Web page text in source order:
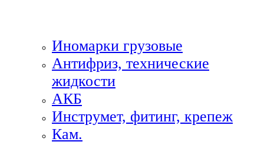
Иномарки грузовые
Антифриз, технические
жидкости
АКБ
Инструмет, фитинг, крепеж
Кам.